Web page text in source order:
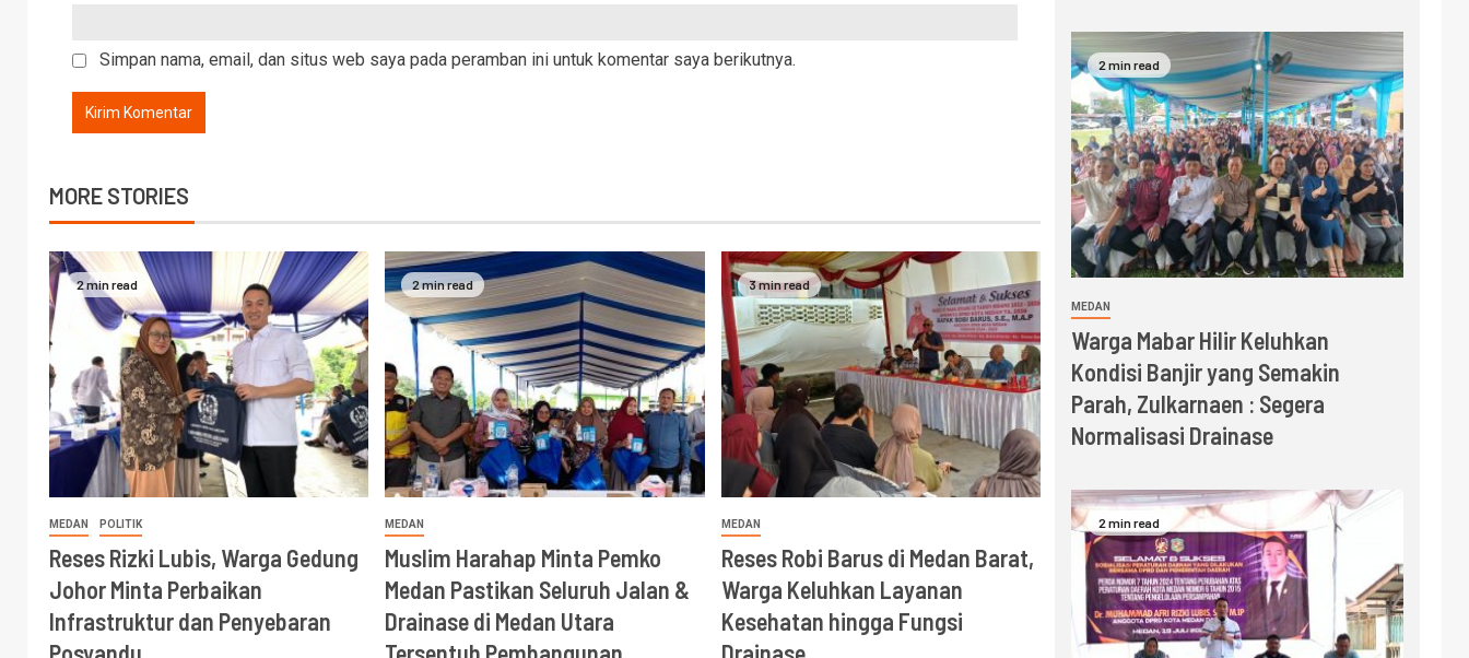
Simpan nama, email, dan situs web saya pada peramban ini untuk komentar saya berikutnya.
MORE STORIES
2 min read
MEDAN POLITIK
Reses Rizki Lubis, Warga Gedung
Johor Minta Perbaikan
Infrastruktur dan Penyebaran
Posyandu
2 min read
MEDAN
Muslim Harahap Minta Pemko
Medan Pastikan Seluruh Jalan &
Drainase di Medan Utara
Tersentuh Pembangunan
3 min read
MEDAN
Reses Robi Barus di Medan Barat,
Warga Keluhkan Layanan
Kesehatan hingga Fungsi
Drainase
2 min read
MEDAN
Warga Mabar Hilir Keluhkan
Kondisi Banjir yang Semakin
Parah, Zulkarnaen : Segera
Normalisasi Drainase
2 min read